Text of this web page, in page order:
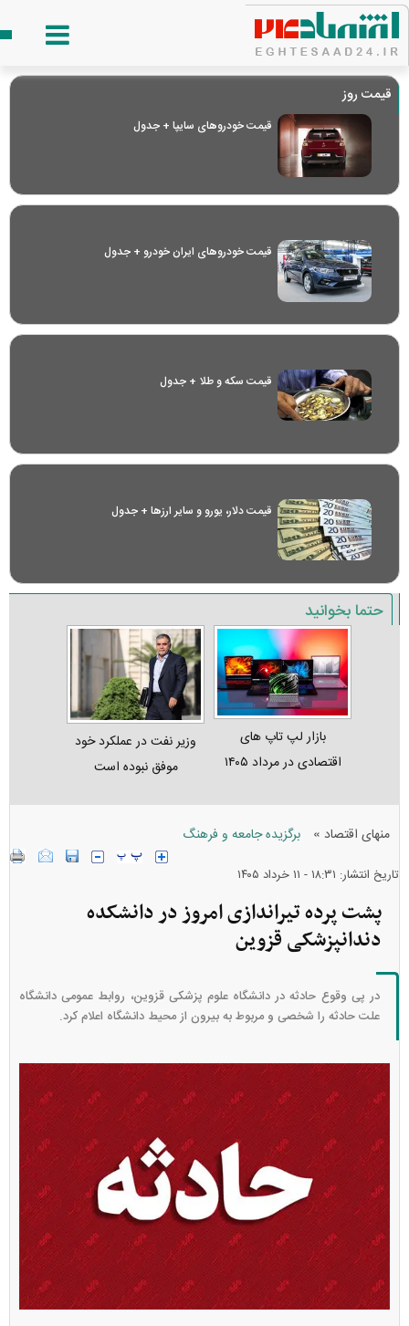
قیمت روز
قیمت خودرو‌های سایپا + جدول
قیمت خودرو‌های ایران خودرو + جدول
قیمت سکه و طلا + جدول
قیمت دلار، یورو و سایر ارز‌ها + جدول
حتما بخوانید
بازار لپ‌ تاپ‌ های
اقتصادی در مرداد ۱۴۰۵
وزیر نفت در عملکرد خود
موفق نبوده است
منهای اقتصاد » برگزیده جامعه و فرهنگ
تاریخ انتشار: ۱۸:۳۱ - ۱۱ خرداد ۱۴۰۵
پشت پرده تیراندازی امروز در دانشکده
دندانپزشکی قزوین
در پی وقوع حادثه در دانشگاه علوم پزشکی قزوین، روابط عمومی دانشگاه
علت حادثه را شخصی و مربوط به بیرون از محیط دانشگاه اعلام کرد.